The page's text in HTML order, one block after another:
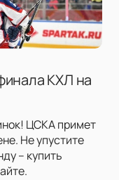
КХЛ на
ЦСКА примет
Не упустите
– купить